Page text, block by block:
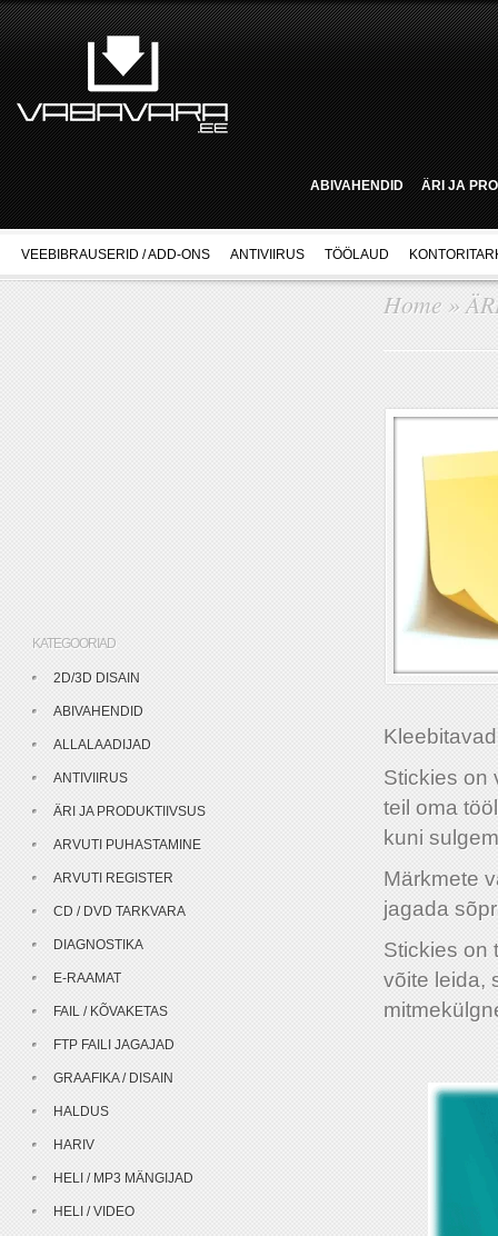
ABIVAHENDID ÄRI JA
VEEBIBRAUSERID / ADD-ONS ANTIVIIRUS TÖÖLAUD
Home »
Stickies on
teil oma
kuni
Märkmete
jagada
Stickies on
võite leida,
KATEGOORIAD
2D/3D DISAIN
ABIVAHENDID
ALLALAADIJAD
ANTIVIIRUS
ÄRI JA PRODUKTIIVSUS
ARVUTI PUHASTAMINE
ARVUTI REGISTER
CD / DVD TARKVARA
DIAGNOSTIKA
E-RAAMAT
FAIL / KÕVAKETAS
FTP FAILI JAGAJAD
GRAAFIKA / DISAIN
HALDUS
HARIV
HELI / MP3 MÄNGIJAD
HELI / VIDEO